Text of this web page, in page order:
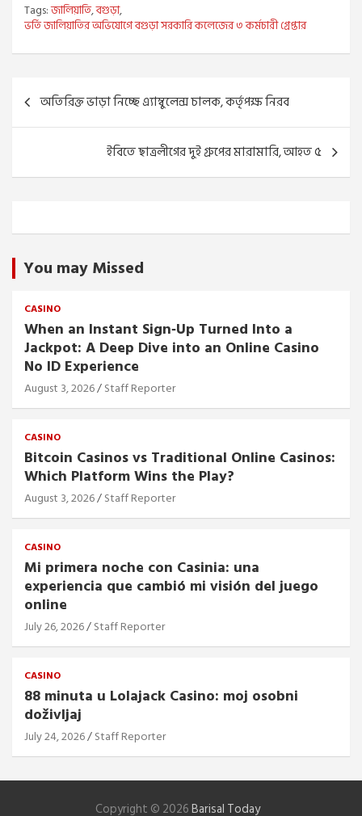
Tags:জালিয়াতি,বগুড়া,
ভর্তি জালিয়াতির অভিযোগে বগুড়া সরকারি কলেজের ৩ কর্মচারী গ্রেপ্তার
Post
navigation
অতিরিক্ত ভাড়া নিচ্ছে ‍এ্যাম্বুলেন্স চালক, কর্তৃপক্ষ নিরব
ইবিতে ছাত্রলীগের দুই গ্রুপের মারামারি, আহত ৫
You may Missed
CASINO
When an Instant Sign‑Up Turned Into a
Jackpot: A Deep Dive into an Online Casino
No ID Experience
August 3, 2026 Staff Reporter
CASINO
Bitcoin Casinos vs Traditional Online Casinos:
Which Platform Wins the Play?
August 3, 2026 Staff Reporter
CASINO
Mi primera noche con Casinia: una
experiencia que cambió mi visión del juego
online
July 26, 2026 Staff Reporter
CASINO
88 minuta u Lolajack Casino: moj osobni
doživljaj
July 24, 2026 Staff Reporter
Copyright © 2026Barisal Today